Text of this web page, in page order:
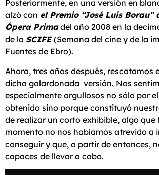
Posteriormente, en una versión en
alzó con el Premio “José Luis Borau”
Ópera Primadel año 2008 en la
de la SCIFE(Semana del cine y de la
Fuentes de Ebro).
Ahora, tres años después, rescatamos
dicha galardonada versión. Nos
especialmente orgullosos no sólo por
obtenido sino porque constituyó
de realizar un corto exhibible, algo que
momento no nos habíamos atrevido a
conseguir y que, a partir de entonces,
capaces de llevar a cabo.